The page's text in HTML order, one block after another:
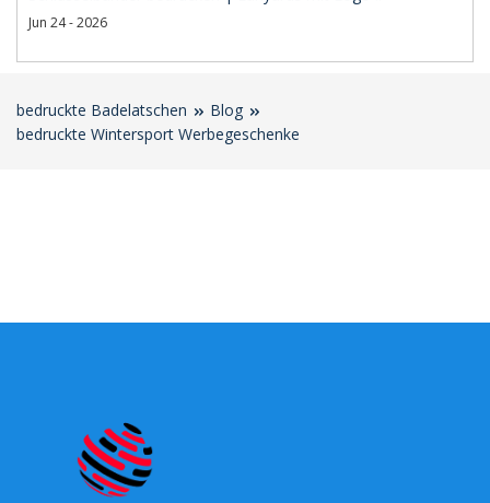
Jun 24 - 2026
bedruckte Badelatschen
Blog
bedruckte Wintersport Werbegeschenke